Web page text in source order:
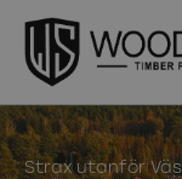
Strax utanför